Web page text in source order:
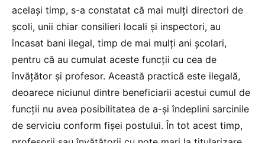
același timp, s-a constatat că mai mulți directori de
școli, unii chiar consilieri locali și inspectori, au
încasat bani ilegal, timp de mai mulți ani școlari,
pentru că au cumulat aceste funcții cu cea de
învățător și profesor. Această practică este ilegală,
deoarece niciunul dintre beneficiarii acestui cumul de
funcții nu avea posibilitatea de a-și îndeplini sarcinile
de serviciu conform fișei postului. În tot acest timp,